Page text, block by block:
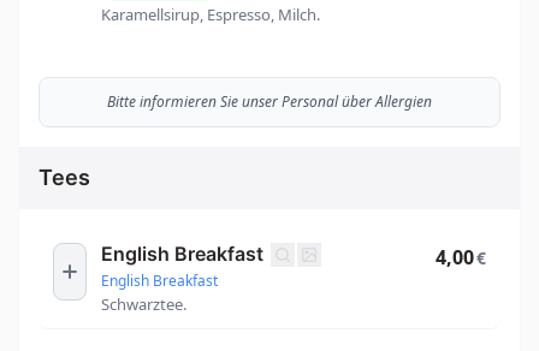
Karamellsirup, Espresso, Milch.
Bitte informieren Sie unser Personal über Allergien
Tees
English Breakfast
English Breakfast
Schwarztee.
4,00€